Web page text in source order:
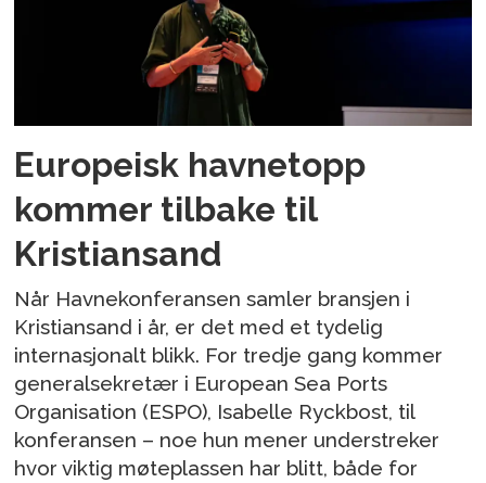
Europeisk havnetopp
kommer tilbake til
Kristiansand
Når Havnekonferansen samler bransjen i
Kristiansand i år, er det med et tydelig
internasjonalt blikk. For tredje gang kommer
generalsekretær i European Sea Ports
Organisation (ESPO), Isabelle Ryckbost, til
konferansen – noe hun mener understreker
hvor viktig møteplassen har blitt, både for